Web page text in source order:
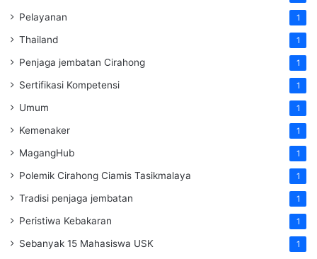
Pelayanan 1
Thailand 1
Penjaga jembatan Cirahong 1
Sertifikasi Kompetensi 1
Umum 1
Kemenaker 1
MagangHub 1
Polemik Cirahong Ciamis Tasikmalaya 1
Tradisi penjaga jembatan 1
Peristiwa Kebakaran 1
Sebanyak 15 Mahasiswa USK 1